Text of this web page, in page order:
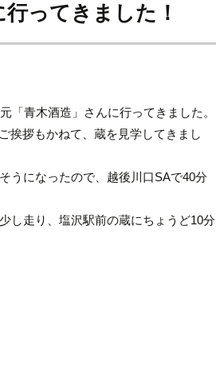
ってきました！
「青木酒造」さんに行ってきました。
挨拶もかねて、蔵を見学してきまし
うになったので、越後川口SAで40分
し走り、塩沢駅前の蔵にちょうど10分